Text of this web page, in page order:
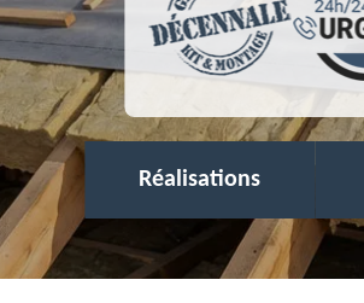
Réalisations